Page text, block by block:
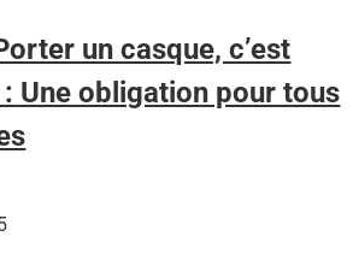
un casque, c’est
Une obligation pour tous